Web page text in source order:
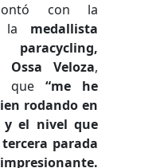
con la
la medallista
Ossa Veloza,
que “me he
rodando en
y el nivel que
parada